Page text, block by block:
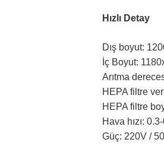
Hızlı Detay
Dış boyut:
İç Boyut:
Arıtma
HEPA filtre
HEPA filtre
Hava hızı:
Güç: 220V /